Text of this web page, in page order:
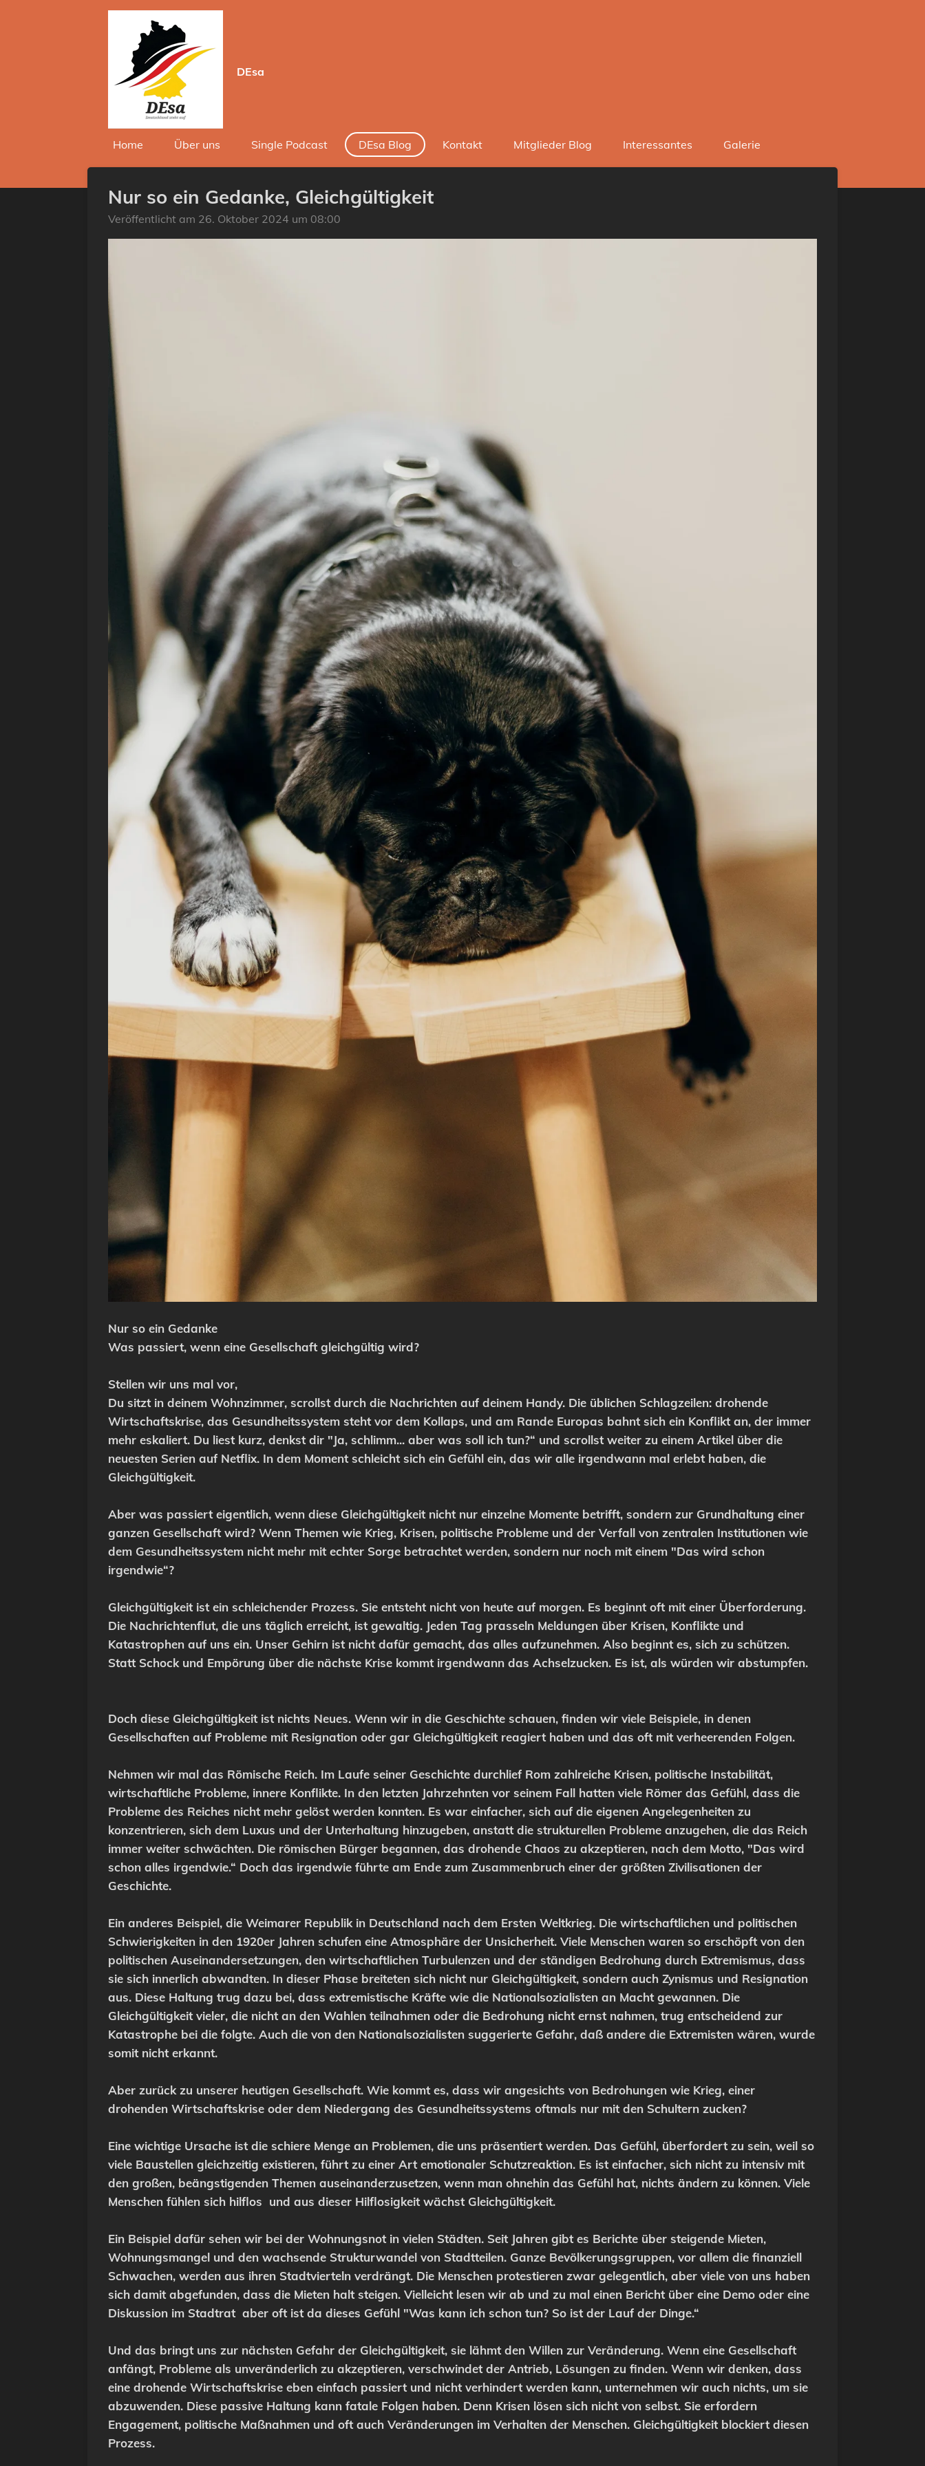
DEsa
Home Über uns Single Podcast DEsa Blog Kontakt Mitglieder Blog Interessantes Galerie
Nur so ein Gedanke, Gleichgültigkeit
Veröffentlicht am 26. Oktober 2024 um 08:00
Nur so ein Gedanke
Was passiert, wenn eine Gesellschaft gleichgültig wird?
Stellen wir uns mal vor,
Du sitzt in deinem Wohnzimmer, scrollst durch die Nachrichten auf deinem Handy. Die üblichen Schlagzeilen: drohende
Wirtschaftskrise, das Gesundheitssystem steht vor dem Kollaps, und am Rande Europas bahnt sich ein Konflikt an, der immer
mehr eskaliert. Du liest kurz, denkst dir "Ja, schlimm... aber was soll ich tun?“ und scrollst weiter zu einem Artikel über die
neuesten Serien auf Netflix. In dem Moment schleicht sich ein Gefühl ein, das wir alle irgendwann mal erlebt haben, die
Gleichgültigkeit.
Aber was passiert eigentlich, wenn diese Gleichgültigkeit nicht nur einzelne Momente betrifft, sondern zur Grundhaltung einer
ganzen Gesellschaft wird? Wenn Themen wie Krieg, Krisen, politische Probleme und der Verfall von zentralen Institutionen wie
dem Gesundheitssystem nicht mehr mit echter Sorge betrachtet werden, sondern nur noch mit einem "Das wird schon
irgendwie“?
Gleichgültigkeit ist ein schleichender Prozess. Sie entsteht nicht von heute auf morgen. Es beginnt oft mit einer Überforderung.
Die Nachrichtenflut, die uns täglich erreicht, ist gewaltig. Jeden Tag prasseln Meldungen über Krisen, Konflikte und
Katastrophen auf uns ein. Unser Gehirn ist nicht dafür gemacht, das alles aufzunehmen. Also beginnt es, sich zu schützen.
Statt Schock und Empörung über die nächste Krise kommt irgendwann das Achselzucken. Es ist, als würden wir abstumpfen.
Doch diese Gleichgültigkeit ist nichts Neues. Wenn wir in die Geschichte schauen, finden wir viele Beispiele, in denen
Gesellschaften auf Probleme mit Resignation oder gar Gleichgültigkeit reagiert haben und das oft mit verheerenden Folgen.
Nehmen wir mal das Römische Reich. Im Laufe seiner Geschichte durchlief Rom zahlreiche Krisen, politische Instabilität,
wirtschaftliche Probleme, innere Konflikte. In den letzten Jahrzehnten vor seinem Fall hatten viele Römer das Gefühl, dass die
Probleme des Reiches nicht mehr gelöst werden konnten. Es war einfacher, sich auf die eigenen Angelegenheiten zu
konzentrieren, sich dem Luxus und der Unterhaltung hinzugeben, anstatt die strukturellen Probleme anzugehen, die das Reich
immer weiter schwächten. Die römischen Bürger begannen, das drohende Chaos zu akzeptieren, nach dem Motto, "Das wird
schon alles irgendwie.“ Doch das irgendwie führte am Ende zum Zusammenbruch einer der größten Zivilisationen der
Geschichte.
Ein anderes Beispiel, die Weimarer Republik in Deutschland nach dem Ersten Weltkrieg. Die wirtschaftlichen und politischen
Schwierigkeiten in den 1920er Jahren schufen eine Atmosphäre der Unsicherheit. Viele Menschen waren so erschöpft von den
politischen Auseinandersetzungen, den wirtschaftlichen Turbulenzen und der ständigen Bedrohung durch Extremismus, dass
sie sich innerlich abwandten. In dieser Phase breiteten sich nicht nur Gleichgültigkeit, sondern auch Zynismus und Resignation
aus. Diese Haltung trug dazu bei, dass extremistische Kräfte wie die Nationalsozialisten an Macht gewannen. Die
Gleichgültigkeit vieler, die nicht an den Wahlen teilnahmen oder die Bedrohung nicht ernst nahmen, trug entscheidend zur
Katastrophe bei die folgte. Auch die von den Nationalsozialisten suggerierte Gefahr, daß andere die Extremisten wären, wurde
somit nicht erkannt.
Aber zurück zu unserer heutigen Gesellschaft. Wie kommt es, dass wir angesichts von Bedrohungen wie Krieg, einer
drohenden Wirtschaftskrise oder dem Niedergang des Gesundheitssystems oftmals nur mit den Schultern zucken?
Eine wichtige Ursache ist die schiere Menge an Problemen, die uns präsentiert werden. Das Gefühl, überfordert zu sein, weil so
viele Baustellen gleichzeitig existieren, führt zu einer Art emotionaler Schutzreaktion. Es ist einfacher, sich nicht zu intensiv mit
den großen, beängstigenden Themen auseinanderzusetzen, wenn man ohnehin das Gefühl hat, nichts ändern zu können. Viele
Menschen fühlen sich hilflos und aus dieser Hilflosigkeit wächst Gleichgültigkeit.
Ein Beispiel dafür sehen wir bei der Wohnungsnot in vielen Städten. Seit Jahren gibt es Berichte über steigende Mieten,
Wohnungsmangel und den wachsende Strukturwandel von Stadtteilen. Ganze Bevölkerungsgruppen, vor allem die finanziell
Schwachen, werden aus ihren Stadtvierteln verdrängt. Die Menschen protestieren zwar gelegentlich, aber viele von uns haben
sich damit abgefunden, dass die Mieten halt steigen. Vielleicht lesen wir ab und zu mal einen Bericht über eine Demo oder eine
Diskussion im Stadtrat aber oft ist da dieses Gefühl "Was kann ich schon tun? So ist der Lauf der Dinge.“
Und das bringt uns zur nächsten Gefahr der Gleichgültigkeit, sie lähmt den Willen zur Veränderung. Wenn eine Gesellschaft
anfängt, Probleme als unveränderlich zu akzeptieren, verschwindet der Antrieb, Lösungen zu finden. Wenn wir denken, dass
eine drohende Wirtschaftskrise eben einfach passiert und nicht verhindert werden kann, unternehmen wir auch nichts, um sie
abzuwenden. Diese passive Haltung kann fatale Folgen haben. Denn Krisen lösen sich nicht von selbst. Sie erfordern
Engagement, politische Maßnahmen und oft auch Veränderungen im Verhalten der Menschen. Gleichgültigkeit blockiert diesen
Prozess.